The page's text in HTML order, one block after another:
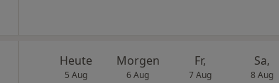
Heute
5 Aug
Morgen
6 Aug
Fr,
7 Aug
Sa,
8 Aug